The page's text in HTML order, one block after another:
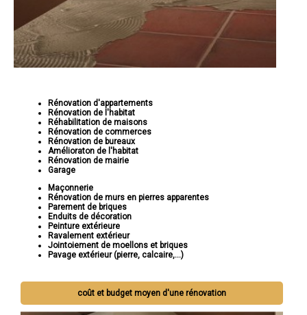
Rénovation d'appartements
Rénovation de l'habitat
Réhabilitation de maisons
Rénovation de commerces
Rénovation de bureaux
Amélioraton de l'habitat
Rénovation de mairie
Garage
Maçonnerie
Rénovation de murs en pierres apparentes
Parement de briques
Enduits de décoration
Peinture extérieure
Ravalement extérieur
Jointoiement de moellons et briques
Pavage extérieur (pierre, calcaire,...)
coût et budget moyen d'une rénovation